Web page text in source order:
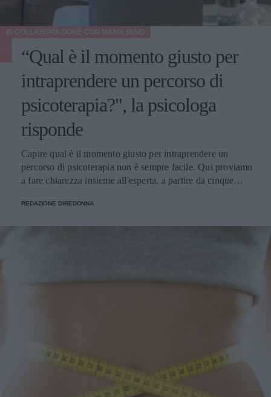
“Qual è il momento giusto per
intraprendere un percorso di
psicoterapia?", la psicologa
risponde
Capire qual è il momento giusto per intraprendere un
percorso di psicoterapia non è sempre facile. Qui proviamo
a fare chiarezza insieme all'esperta, a partire da cinque
IN COLLABORAZIONE CON MAMA MIND
REDAZIONE DIREDONNA